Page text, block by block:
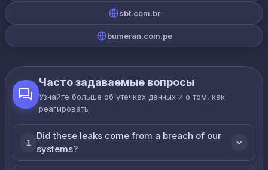
sbt.com.br
bumeran.com.pe
Часто задаваемые вопросы
Узнайте больше об утечках данных и о том, как
реагировать
1
Did these leaks come from a breach of our
systems?